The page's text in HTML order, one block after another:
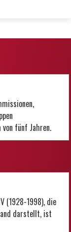
fünf Jahren.
(1928-1998), die
darstellt, ist